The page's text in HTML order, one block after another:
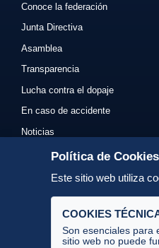
Conoce la federación
Junta Directiva
Asamblea
Transparencia
Lucha contra el dopaje
En caso de accidente
Noticias
Eventos
Enlaces
Contacto
Política de Cookies
Este sitio web utiliza
COOKIES
Son esenciales para
sitio web no puede